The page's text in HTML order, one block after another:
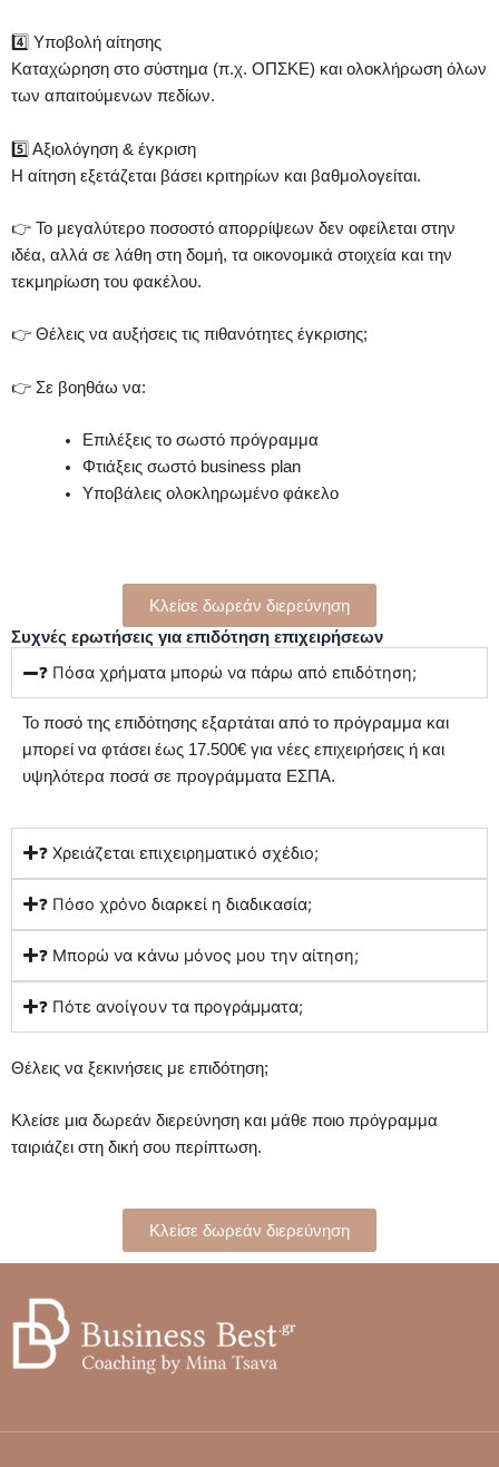
4️⃣ Υποβολή αίτησης
Καταχώρηση στο σύστημα (π.χ. ΟΠΣΚΕ) και ολοκλήρωση όλων
των απαιτούμενων πεδίων.
5️⃣ Αξιολόγηση & έγκριση
Η αίτηση εξετάζεται βάσει κριτηρίων και βαθμολογείται.
👉 Το μεγαλύτερο ποσοστό απορρίψεων δεν οφείλεται στην
ιδέα, αλλά σε λάθη στη δομή, τα οικονομικά στοιχεία και την
τεκμηρίωση του φακέλου.
👉 Θέλεις να αυξήσεις τις πιθανότητες έγκρισης;
👉 Σε βοηθάω να:
Επιλέξεις το σωστό πρόγραμμα
Φτιάξεις σωστό business plan
Υποβάλεις ολοκληρωμένο φάκελο
Κλείσε δωρεάν διερεύνηση
Συχνές ερωτήσεις για επιδότηση επιχειρήσεων
❓ Πόσα χρήματα μπορώ να πάρω από επιδότηση;
Το ποσό της επιδότησης εξαρτάται από το πρόγραμμα και
μπορεί να φτάσει έως 17.500€ για νέες επιχειρήσεις ή και
υψηλότερα ποσά σε προγράμματα ΕΣΠΑ.
❓ Χρειάζεται επιχειρηματικό σχέδιο;
❓ Πόσο χρόνο διαρκεί η διαδικασία;
❓ Μπορώ να κάνω μόνος μου την αίτηση;
❓ Πότε ανοίγουν τα προγράμματα;
Θέλεις να ξεκινήσεις με επιδότηση;
Κλείσε μια δωρεάν διερεύνηση και μάθε ποιο πρόγραμμα
ταιριάζει στη δική σου περίπτωση.
Κλείσε δωρεάν διερεύνηση